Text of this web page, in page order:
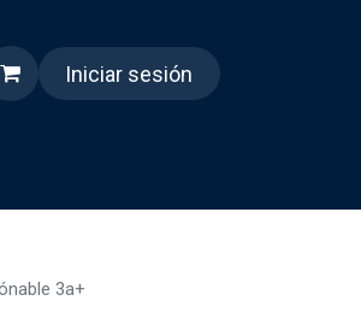
Iniciar sesión
3a+